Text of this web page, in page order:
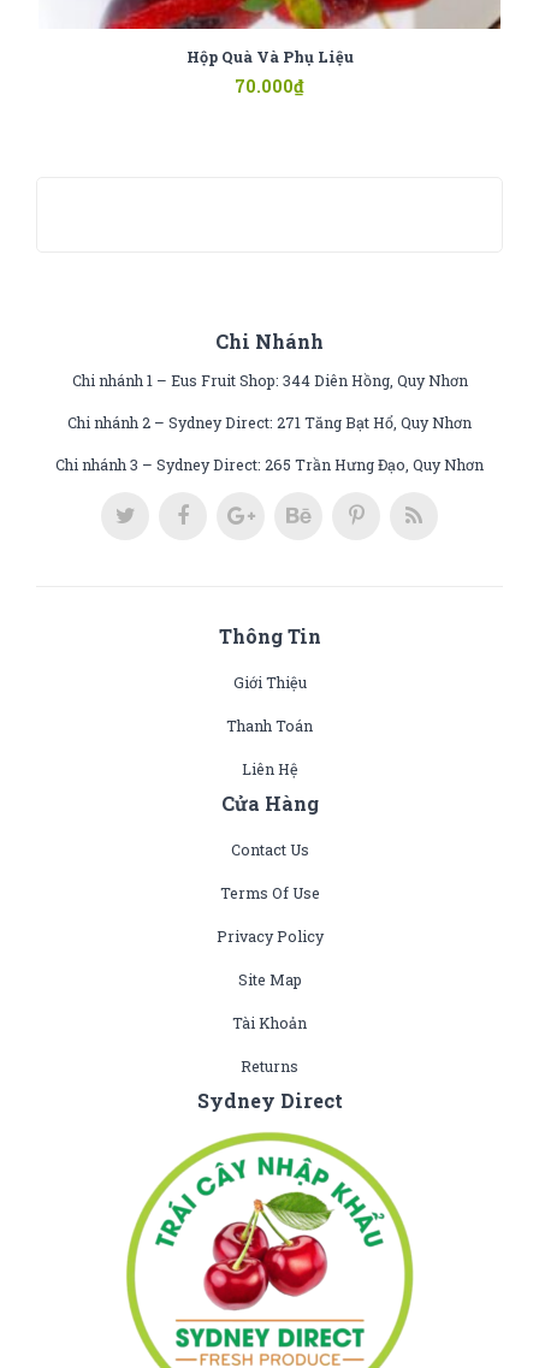
Hộp Quà Và Phụ Liệu
70.000₫
Chi Nhánh
Chi nhánh 1 – Eus Fruit Shop: 344 Diên Hồng, Quy Nhơn
Chi nhánh 2 – Sydney Direct: 271 Tăng Bạt Hổ, Quy Nhơn
Chi nhánh 3 – Sydney Direct: 265 Trần Hưng Đạo, Quy Nhơn
Thông Tin
Giới Thiệu
Thanh Toán
Liên Hệ
Cửa Hàng
Contact Us
Terms Of Use
Privacy Policy
Site Map
Tài Khoản
Returns
Sydney Direct